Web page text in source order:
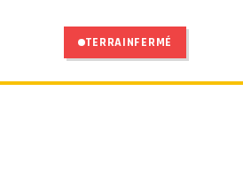
TERRAINFERMÉ